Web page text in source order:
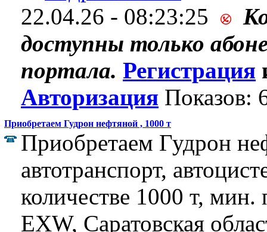
22.04.26 - 08:23:25
доступны только
портала. Регистрация
Авторизация Показов:
Приобретаем Гудрон нефтяной , 1000 т
Приобретаем Гудрон
автотранспорт,
количестве 1000 т, мин.
EXW, Саратовская